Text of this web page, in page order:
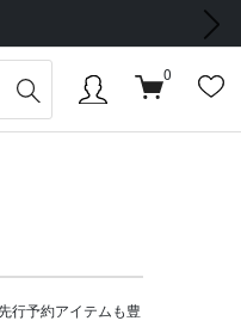
次の画像
0
行予約アイテムも豊